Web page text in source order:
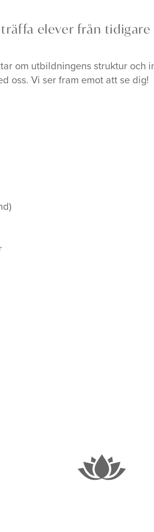
elever från
om utbildningens struktur och
oss. Vi ser fram emot att se dig!